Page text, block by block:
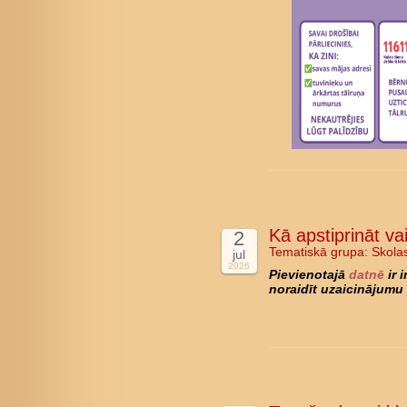
2
jul
2026
Kā apstiprināt
Tematiskā grupa:
Pievienotajā datnē ir
noraidīt uzaicinājumu